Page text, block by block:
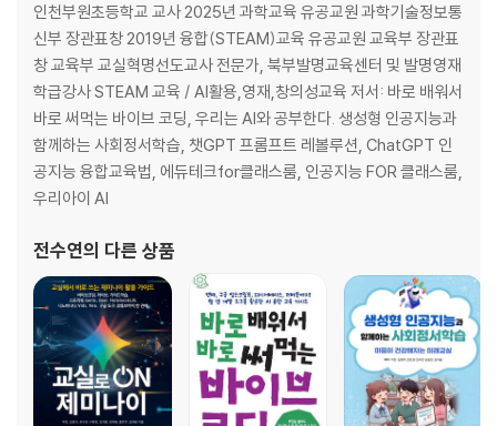
인천부원초등학교 교사 2025년 과학교육 유공교원 과학기술정보통
신부 장관표창 2019년 융합(STEAM)교육 유공교원 교육부 장관표
창 교육부 교실혁명선도교사 전문가, 북부발명교육센터 및 발명영재
학급강사 STEAM 교육 / AI활용,영재,창의성교육 저서: 바로 배워서
바로 써먹는 바이브 코딩, 우리는 AI와 공부한다. 생성형 인공지능과
함께하는 사회정서학습, 챗GPT 프롬프트 레볼루션, ChatGPT 인
공지능 융합교육법, 에듀테크for클래스룸, 인공지능 FOR 클래스룸,
우리아이 AI
전수연의 다른 상품